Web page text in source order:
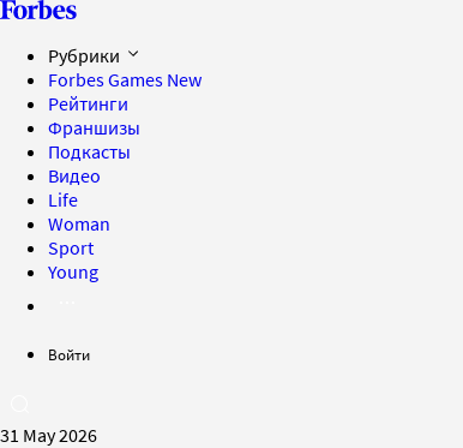
Рубрики
Forbes Games New
Рейтинги
Франшизы
Подкасты
Видео
Life
Woman
Sport
Young
Войти
31 May 2026